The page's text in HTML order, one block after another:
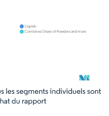
nécessite une attribution sous CC BY